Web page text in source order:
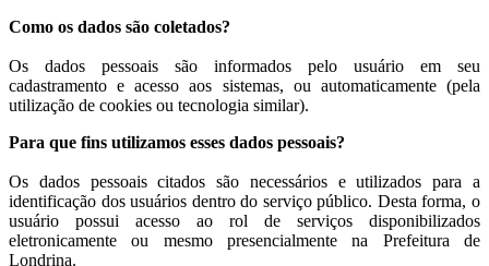
Como os dados são coletados?
Os dados pessoais são informados pelo usuário em seu
cadastramento e acesso aos sistemas, ou automaticamente (pela
utilização de cookies ou tecnologia similar).
Para que fins utilizamos esses dados pessoais?
Os dados pessoais citados são necessários e utilizados para a
identificação dos usuários dentro do serviço público. Desta forma, o
usuário possui acesso ao rol de serviços disponibilizados
eletronicamente ou mesmo presencialmente na Prefeitura de
Londrina.